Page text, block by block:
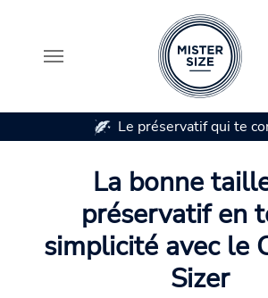
Le préservatif qui te
La bonne
préservatif en
simplicité avec le
Sizer